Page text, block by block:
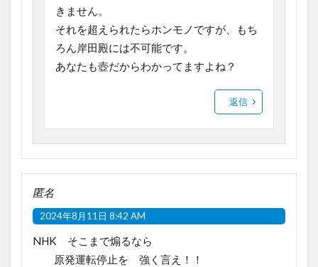
きません。
それを超えられたらホンモノですが、もち
ろん岸田殿には不可能です。
あなたも壺だからわかってますよね？
返信
匿名
2024年8月11日 8:42 AM
NHK そこまで煽るなら
原発運転停止を 強く言え！！